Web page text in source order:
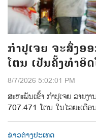
ກຳປູເຈຍ ຈະສົ່ງອ
ໂຕນ ເປັນຄັ້ງທຳອິ
8/7/2026 5:02:01 PM
ສະຫະພັນເຂົ້າ ກຳປູເຈຍ ລາຍງ
707.471 ໂຕນ ໃນໄລຍະເດື
ຂ່າວຕ່າງປະເທດ